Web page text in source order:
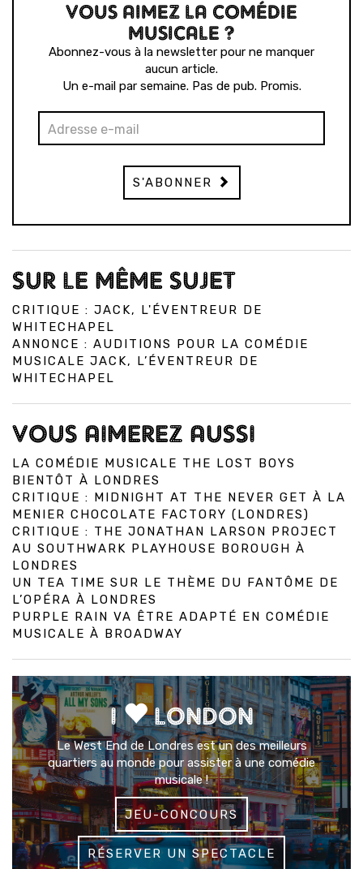
VOUS AIMEZ LA COMÉDIE
MUSICALE ?
Abonnez-vous à la newsletter pour ne manquer
aucun article.
Un e-mail par semaine. Pas de pub. Promis.
S'ABONNER
SUR LE MÊME SUJET
CRITIQUE : JACK, L'ÉVENTREUR DE
WHITECHAPEL
ANNONCE : AUDITIONS POUR LA COMÉDIE
MUSICALE JACK, L’ÉVENTREUR DE
WHITECHAPEL
VOUS AIMEREZ AUSSI
LA COMÉDIE MUSICALE THE LOST BOYS
BIENTÔT À LONDRES
CRITIQUE : MIDNIGHT AT THE NEVER GET À LA
MENIER CHOCOLATE FACTORY (LONDRES)
CRITIQUE : THE JONATHAN LARSON PROJECT
AU SOUTHWARK PLAYHOUSE BOROUGH À
LONDRES
UN TEA TIME SUR LE THÈME DU FANTÔME DE
L’OPÉRA À LONDRES
PURPLE RAIN VA ÊTRE ADAPTÉ EN COMÉDIE
MUSICALE À BROADWAY
I LONDON
Le West End de Londres est un des meilleurs
quartiers au monde pour assister à une comédie
musicale !
JEU-CONCOURS
RÉSERVER UN SPECTACLE